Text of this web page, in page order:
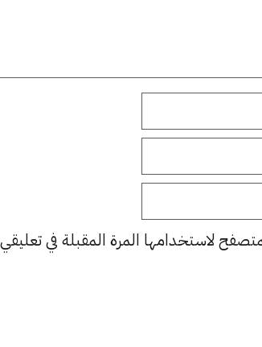
لاستخدامها المرة المقبلة في